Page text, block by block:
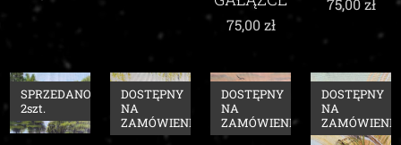
75,00zł
SPRZEDANO:
2szt.
DOSTĘPNY
NA
ZAMÓWIENIE
DOSTĘPNY
NA
ZAMÓWIENIE
DOSTĘPNY
NA
ZAMÓWIENIE